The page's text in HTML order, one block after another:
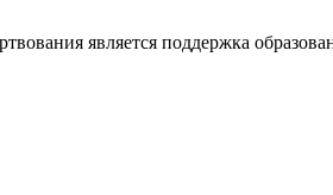
является поддержка